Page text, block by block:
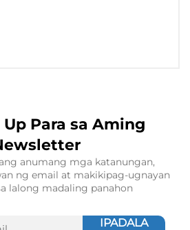
Para sa Aming
anumang mga katanungan,
ng email at makikipag-ugnayan
lalong madaling panahon
IPADALA